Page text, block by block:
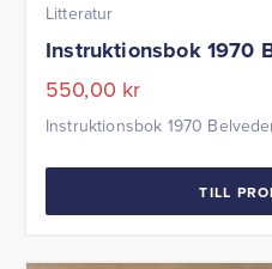
Litteratur
Instruktionsbok 1970
550,00 kr
Instruktionsbok 1970
TILL